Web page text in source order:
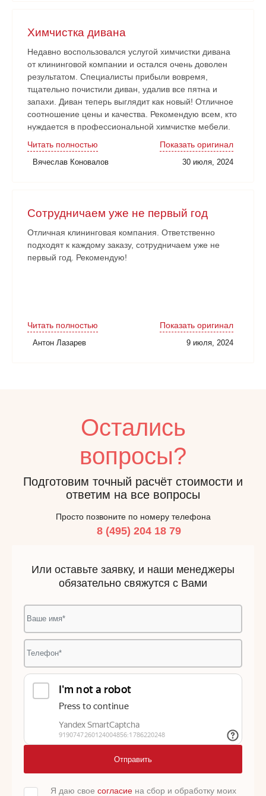
Химчистка дивана
Недавно воспользовался услугой химчистки дивана
от клининговой компании и остался очень доволен
результатом. Специалисты прибыли вовремя,
тщательно почистили диван, удалив все пятна и
запахи. Диван теперь выглядит как новый! Отличное
соотношение цены и качества. Рекомендую всем, кто
нуждается в профессиональной химчистке мебели.
Читать полностью
Показать оригинал
Вячеслав Коновалов 30 июля, 2024
Сотрудничаем уже не первый год
Отличная клининговая компания. Ответственно
подходят к каждому заказу, сотрудничаем уже не
первый год. Рекомендую!
Читать полностью Показать оригинал
Антон Лазарев 9 июля, 2024
Остались
вопросы?
Подготовим точный расчёт стоимости и
ответим на все вопросы
Просто позвоните по номеру телефона
8 (495) 204 18 79
Или оставьте заявку, и наши менеджеры
обязательно свяжутся с Вами
Отправить
Я даю свое согласиена сбор и обработку моих